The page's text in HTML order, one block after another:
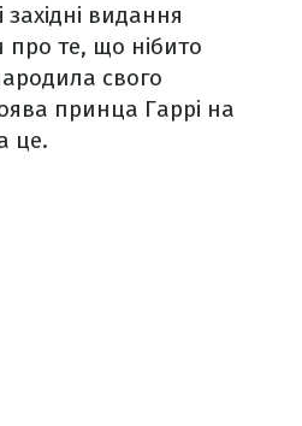
видання
те, що нібито
свого
принца Гаррі на
це.